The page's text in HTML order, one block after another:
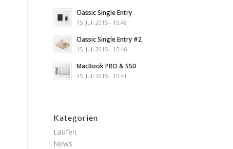
Classic Single Entry
15. Juli 2015 - 15:48
Classic Single Entry #2
15. Juli 2015 - 15:46
MacBook PRO & SSD
15. Juli 2015 - 15:41
Kategorien
Laufen
News